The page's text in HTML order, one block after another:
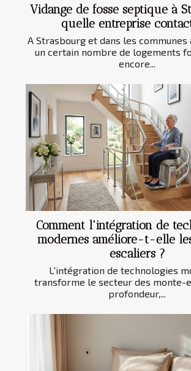
Vidange de fosse septique à
quelle entreprise
A Strasbourg et dans les communes
un certain nombre de logements
encore...
Comment l'intégration de
modernes améliore-t-elle
escaliers ?
L'intégration de technologies
transforme le secteur des monte-
profondeur,...